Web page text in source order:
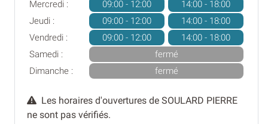
Mercredi :
09:00 - 12:00
14:00 - 18:00
Jeudi :
09:00 - 12:00
14:00 - 18:00
Vendredi :
09:00 - 12:00
14:00 - 18:00
Samedi :
fermé
Dimanche :
fermé
Les horaires d'ouvertures de SOULARD PIERRE
ne sont pas vérifiés.